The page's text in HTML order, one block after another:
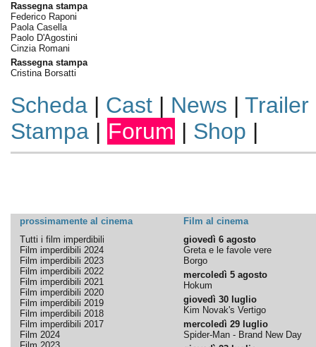
Rassegna stampa
Federico Raponi
Paola Casella
Paolo D'Agostini
Cinzia Romani
Rassegna stampa
Cristina Borsatti
Scheda| Cast| News | Trailer
Stampa| Forum | Shop |
prossimamente al cinema
Film al cinema
Tutti i film imperdibili
Film imperdibili 2024
Film imperdibili 2023
Film imperdibili 2022
Film imperdibili 2021
Film imperdibili 2020
Film imperdibili 2019
Film imperdibili 2018
Film imperdibili 2017
Film 2024
giovedì 6 agosto
Greta e le favole vere
Borgo
mercoledì 5 agosto
Hokum
giovedì 30 luglio
Kim Novak's Vertigo
mercoledì 29 luglio
Spider-Man - Brand New Day